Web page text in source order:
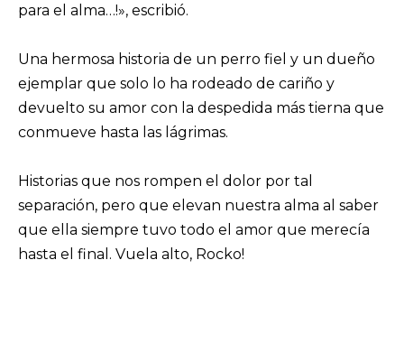
para el alma…!», escribió.
Una hermosa historia de un perro fiel y un dueño
ejemplar que solo lo ha rodeado de cariño y
devuelto su amor con la despedida más tierna que
conmueve hasta las lágrimas.
Historias que nos rompen el dolor por tal
separación, pero que elevan nuestra alma al saber
que ella siempre tuvo todo el amor que merecía
hasta el final. Vuela alto, Rocko!